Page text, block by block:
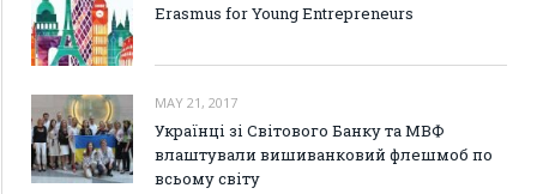
Erasmus for Young Entrepreneurs
MAY 21, 2017
Українці зі Світового Банку та МВФ
влаштували вишиванковий флешмоб по
всьому світу